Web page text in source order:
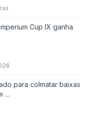
Cup IX ganha
para colmatar baixas
...